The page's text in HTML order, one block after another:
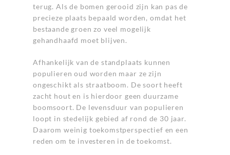
terug. Als de bomen gerooid zijn kan pas de
precieze plaats bepaald worden, omdat het
bestaande groen zo veel mogelijk
gehandhaafd moet blijven.
Afhankelijk van de standplaats kunnen
populieren oud worden maar ze zijn
ongeschikt als straatboom. De soort heeft
zacht hout en is hierdoor geen duurzame
boomsoort. De levensduur van populieren
loopt in stedelijk gebied af rond de 30 jaar.
Daarom weinig toekomstperspectief en een
reden om te investeren in de toekomst.